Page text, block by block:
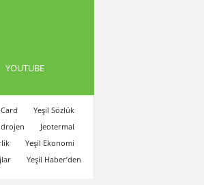
YOUTUBE
Yeşil Sözlük
Jeotermal
Yeşil Ekonomi
Yeşil Haber’den